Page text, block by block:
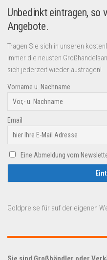
Unbedinkt eintragen, so
Angebote.
Tragen Sie sich in unseren
immer die neusten
sich jederzeit wieder austragen!
Vorname u. Nachname
Email
Eine Abmeldung vom
Goldpreise für auf der eigenen